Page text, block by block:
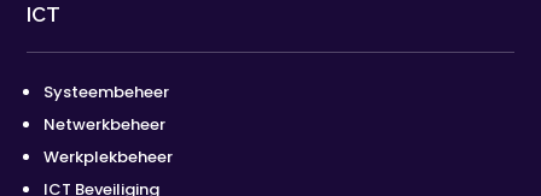
ICT
Systeembeheer
Netwerkbeheer
Werkplekbeheer
ICT Beveiliging